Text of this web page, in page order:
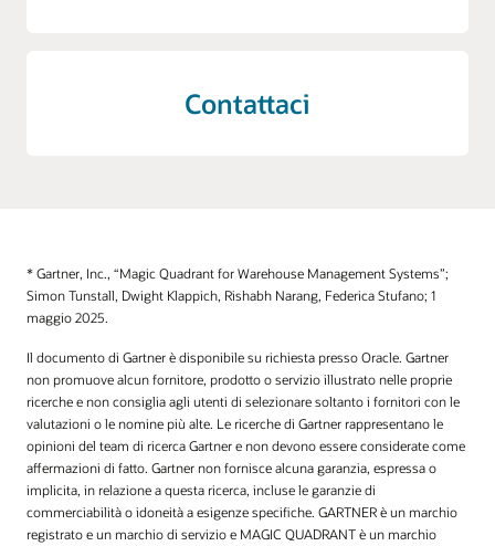
Contattaci
* Gartner, Inc., “Magic Quadrant for Warehouse Management Systems”;
Simon Tunstall, Dwight Klappich, Rishabh Narang, Federica Stufano; 1
maggio 2025.
Il documento di Gartner è disponibile su richiesta presso Oracle. Gartner
non promuove alcun fornitore, prodotto o servizio illustrato nelle proprie
ricerche e non consiglia agli utenti di selezionare soltanto i fornitori con le
valutazioni o le nomine più alte. Le ricerche di Gartner rappresentano le
opinioni del team di ricerca Gartner e non devono essere considerate come
affermazioni di fatto. Gartner non fornisce alcuna garanzia, espressa o
implicita, in relazione a questa ricerca, incluse le garanzie di
commerciabilità o idoneità a esigenze specifiche. GARTNER è un marchio
registrato e un marchio di servizio e MAGIC QUADRANT è un marchio